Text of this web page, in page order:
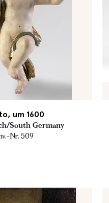
um 1600
South Germany
Nr. 509